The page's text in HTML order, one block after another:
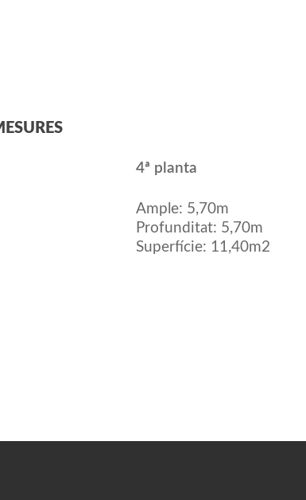
4ª planta
Ample: 5,70m
Profunditat: 5,70m
Superfície: 11,40m2